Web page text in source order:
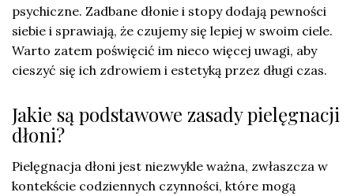
psychiczne. Zadbane dłonie i stopy dodają pewności
siebie i sprawiają, że czujemy się lepiej w swoim ciele.
Warto zatem poświęcić im nieco więcej uwagi, aby
cieszyć się ich zdrowiem i estetyką przez długi czas.
Jakie są podstawowe zasady pielęgnacji
dłoni?
Pielęgnacja dłoni jest niezwykle ważna, zwłaszcza w
kontekście codziennych czynności, które mogą